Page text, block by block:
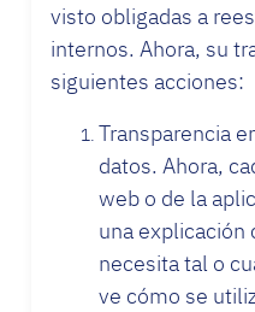
visto obligadas a
internos. Ahora, su
siguientes acciones:
Transparencia
datos. Ahora,
web o de la
una explicación
necesita tal o
ve cómo se